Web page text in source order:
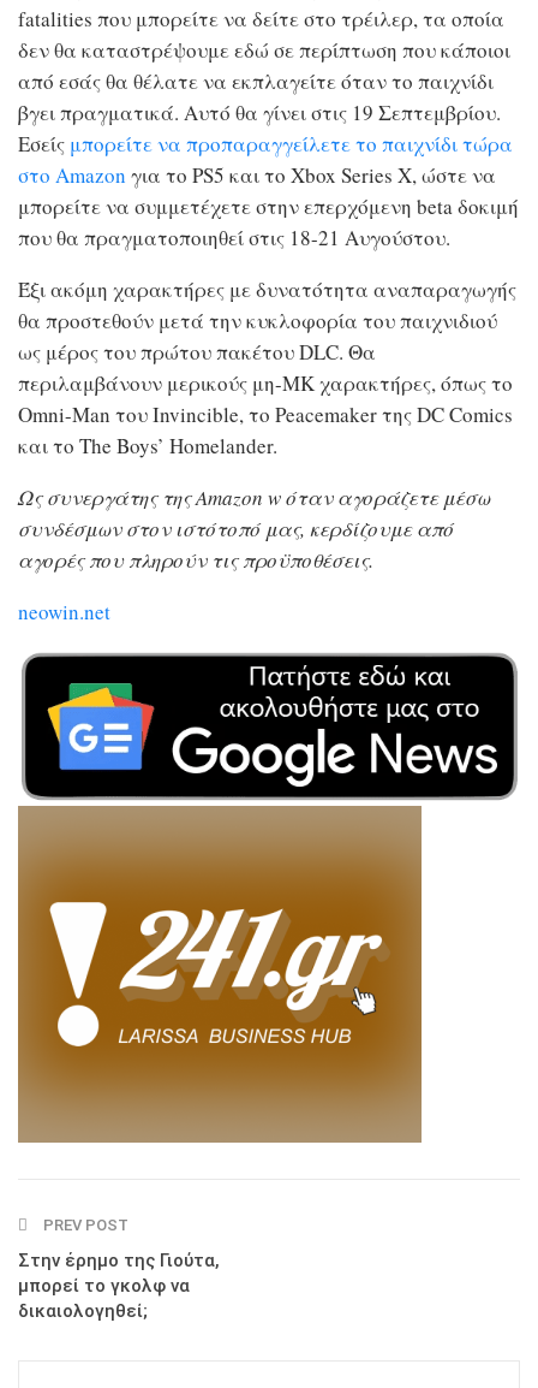
fatalities που μπορείτε να δείτε στο τρέιλερ, τα οποία
δεν θα καταστρέψουμε εδώ σε περίπτωση που κάποιοι
από εσάς θα θέλατε να εκπλαγείτε όταν το παιχνίδι
βγει πραγματικά. Αυτό θα γίνει στις 19 Σεπτεμβρίου.
Εσείς μπορείτε να προπαραγγείλετε το παιχνίδι τώρα
στο Amazon για το PS5 και το Xbox Series X, ώστε να
μπορείτε να συμμετέχετε στην επερχόμενη beta δοκιμή
που θα πραγματοποιηθεί στις 18-21 Αυγούστου.
Έξι ακόμη χαρακτήρες με δυνατότητα αναπαραγωγής
θα προστεθούν μετά την κυκλοφορία του παιχνιδιού
ως μέρος του πρώτου πακέτου DLC. Θα
περιλαμβάνουν μερικούς μη-MK χαρακτήρες, όπως το
Omni-Man του Invincible, το Peacemaker της DC Comics
και το The Boys’ Homelander.
Ως συνεργάτης της Amazon wόταν αγοράζετε μέσω
συνδέσμων στον ιστότοπό μας, κερδίζουμε από
αγορές που πληρούν τις προϋποθέσεις.
neowin.net
PREV POST
Στην έρημο της Γιούτα,
μπορεί το γκολφ να
δικαιολογηθεί;